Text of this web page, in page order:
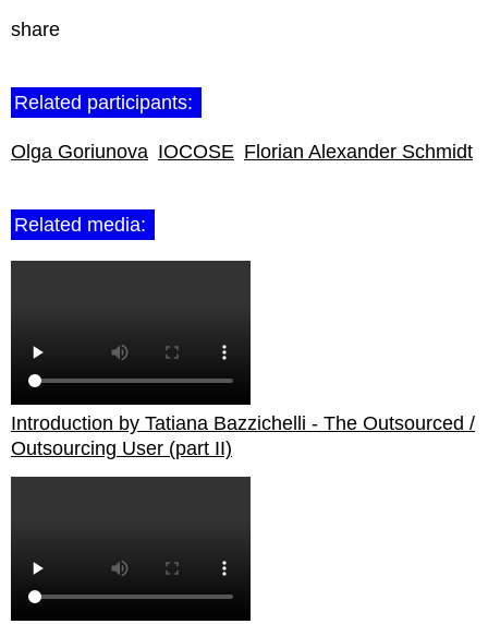
share
Related participants:
Olga Goriunova IOCOSE Florian Alexander Schmidt
Related media:
Introduction by Tatiana Bazzichelli - The Outsourced /
Outsourcing User (part II)